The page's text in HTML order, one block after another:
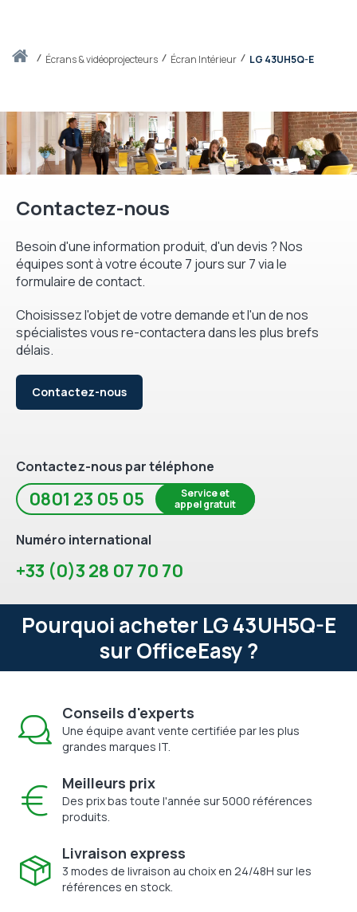
Accueilécrans & vidéoprojecteurs Écran Intérieur LG 43UH5Q-E
Contactez-nous
Besoin d'une information produit, d'un devis ? Nos
équipes sont à votre écoute 7 jours sur 7 via le
formulaire de contact.
Choisissez l'objet de votre demande et l'un de nos
spécialistes vous re-contactera dans les plus brefs
délais.
Contactez-nous
Contactez-nous par téléphone
0801 23 05 05
Service et
appel gratuit
Numéro international
+33 (0)3 28 07 70 70
Pourquoi acheter LG 43UH5Q-E
sur OfficeEasy ?
Conseils d'experts
Une équipe avant vente certifiée par les plus
grandes marques IT.
Meilleurs prix
Des prix bas toute l'année sur 5000 références
produits.
Livraison express
3 modes de livraison au choix en 24/48H sur les
références en stock.